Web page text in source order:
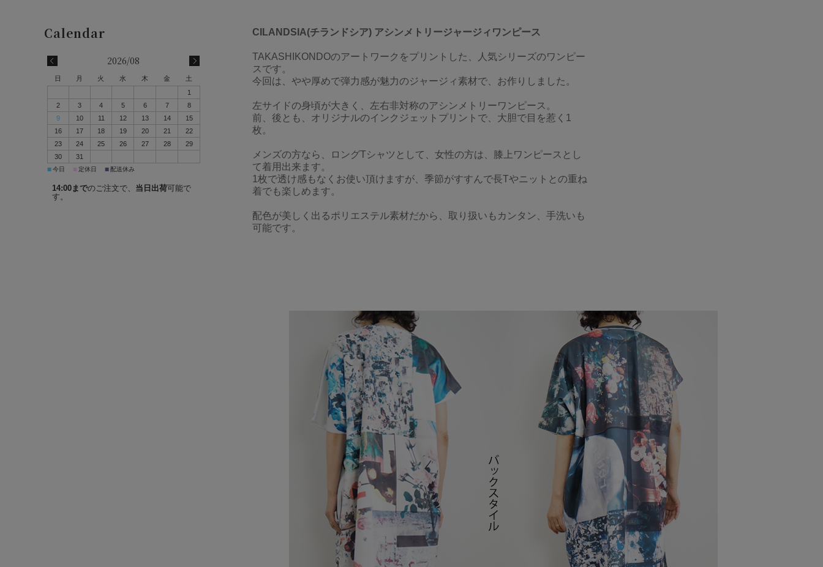
CILANDSIA(チランドシア) アシンメトリージャージィワンピース
TAKASHIKONDOのアートワークをプリントした、人気シリーズのワンピー
スです。
今回は、やや厚めで弾力感が魅力のジャージィ素材で、お作りしました。
左サイドの身頃が大きく、左右非対称のアシンメトリーワンピース。
前、後とも、オリジナルのインクジェットプリントで、大胆で目を惹く1
枚。
メンズの方なら、ロングTシャツとして、女性の方は、膝上ワンピースとし
て着用出来ます。
1枚で透け感もなくお使い頂けますが、季節がすすんで長Tやニットとの重ね
着でも楽しめます。
配色が美しく出るポリエステル素材だから、取り扱いもカンタン、手洗いも
可能です。
2026/08
日 月 火 水 木 金
土
1
2
3 4 5 6 7
8
9
10 11 12 13 14
15
16
17 18 19 20 21
22
23
24 25 26 27 28
29
30
31
■今日 ■ 定休日 ■配送休み
14:00までのご注文で、 当日出荷可能で
す。